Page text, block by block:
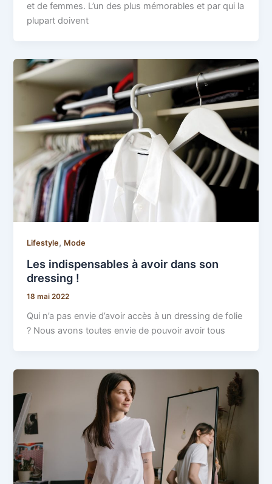
et de femmes. L’un des plus mémorables et par qui la
plupart doivent
Lifestyle, Mode
Les indispensables à avoir dans son
dressing !
18 mai 2022
Qui n’a pas envie d’avoir accès à un dressing de folie
? Nous avons toutes envie de pouvoir avoir tous